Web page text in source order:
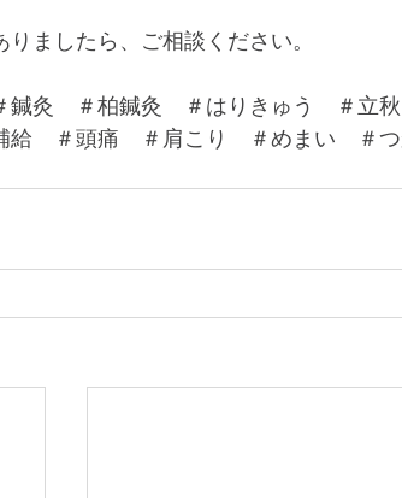
ましたら、ご相談ください。
鍼灸　＃柏鍼灸　＃はりきゅう　＃立
給　＃頭痛　＃肩こり　＃めまい　＃